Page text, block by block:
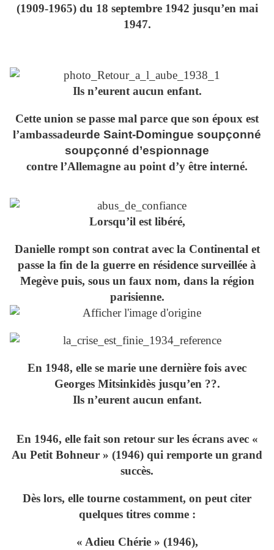
(1909-1965) du 18 septembre 1942 jusqu’en mai
1947.
Ils n’eurent aucun enfant.
Cette union se passe mal parce que son époux est
l’ambassadeurde Saint-Domingue soupçonné
soupçonné d’espionnage
contre l’Allemagne au point d’y être interné.
Lorsqu’il est libéré,
Danielle rompt son contrat avec la Continental et
passe la fin de la guerre en résidence surveillée à
Megève puis, sous un faux nom, dans la région
parisienne.
En 1948, elle se marie une dernière fois avec
Georges Mitsinkidès jusqu’en ??.
Ils n’eurent aucun enfant.
En 1946, elle fait son retour sur les écrans avec «
Au Petit Bohneur » (1946) qui remporte un grand
succès.
Dès lors, elle tourne costamment, on peut citer
quelques titres comme :
« Adieu Chérie » (1946),